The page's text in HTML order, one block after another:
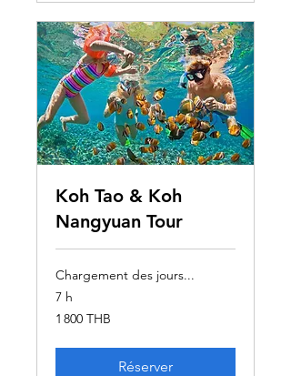
Koh Tao & Koh
Nangyuan Tour
Chargement des jours...
7 h
1 800
bahts
1 800 THB
Réserver